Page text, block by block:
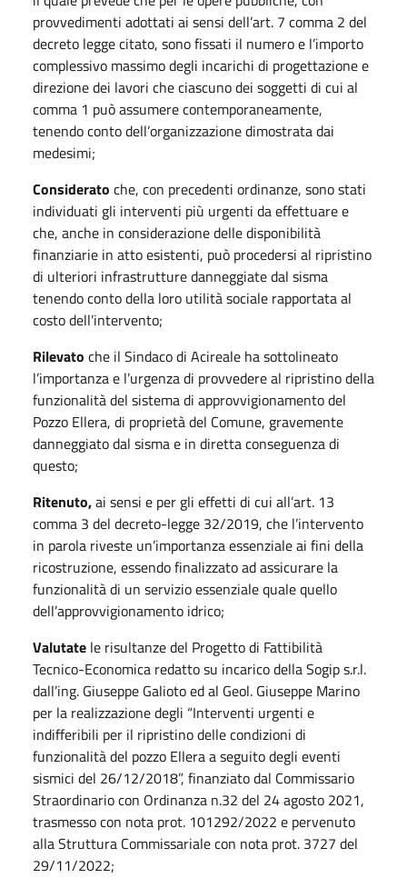
provvedimenti adottati ai sensi dell’art. 7 comma 2 del
decreto legge citato, sono fissati il numero e l’importo
complessivo massimo degli incarichi di progettazione e
direzione dei lavori che ciascuno dei soggetti di cui al
comma 1 può assumere contemporaneamente,
tenendo conto dell’organizzazione dimostrata dai
medesimi;
Considerato che, con precedenti ordinanze, sono stati
individuati gli interventi più urgenti da effettuare e
che, anche in considerazione delle disponibilità
finanziarie in atto esistenti, può procedersi al ripristino
di ulteriori infrastrutture danneggiate dal sisma
tenendo conto della loro utilità sociale rapportata al
costo dell’intervento;
Rilevato che il Sindaco di Acireale ha sottolineato
l’importanza e l’urgenza di provvedere al ripristino della
funzionalità del sistema di approvvigionamento del
Pozzo Ellera, di proprietà del Comune, gravemente
danneggiato dal sisma e in diretta conseguenza di
questo;
Ritenuto,ai sensi e per gli effetti di cui all’art. 13
comma 3 del decreto-legge 32/2019, che l’intervento
in parola riveste un’importanza essenziale ai fini della
ricostruzione, essendo finalizzato ad assicurare la
funzionalità di un servizio essenziale quale quello
dell’approvvigionamento idrico;
Valutate le risultanze del Progetto di Fattibilità
Tecnico-Economica redatto su incarico della Sogip s.r.l.
dall’ing. Giuseppe Galioto ed al Geol. Giuseppe Marino
per la realizzazione degli “Interventi urgenti e
indifferibili per il ripristino delle condizioni di
funzionalità del pozzo Ellera a seguito degli eventi
sismici del 26/12/2018”, finanziato dal Commissario
Straordinario con Ordinanza n.32 del 24 agosto 2021,
trasmesso con nota prot. 101292/2022 e pervenuto
alla Struttura Commissariale con nota prot. 3727 del
29/11/2022;